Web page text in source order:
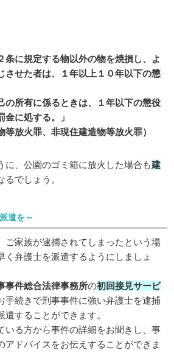
条に規定する物以外の物を焼損し、よ
させた者は、１年以上１０年以下の懲
の所有に係るときは、１年以下の懲役
金に処する。」
放火罪、非現住建造物等放火罪）
に、公園のゴミ箱に放火した場合も建
るでしょう。
遣を～
ご家族が逮捕されてしまったという場
く弁護士を派遣するようにしましょ
事件総合法律事務所の初回接見サービ
手続きで刑事事件に強い弁護士を逮捕
遣することができます。
いる方から事件の詳細をお聞きし、事
アドバイスをお伝えすることができま